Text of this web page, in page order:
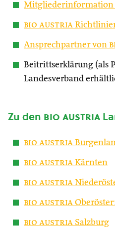
Mitgliederinformation
bio austria
Ansprechpartner von
Beitrittserklärung (als
Landesverband
Zu den bio austria
bio austria
bio austria Kärnten
bio austria
bio austria
bio austria Salzburg